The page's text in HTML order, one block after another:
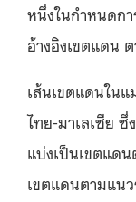
หนึ่งในกำหนดกา
อ้างอิงเขตแดน
เส้นเขตแดนใน
ไทย-มาเลเซีย
แบ่งเป็นเขตแด
เขตแดนตามแน